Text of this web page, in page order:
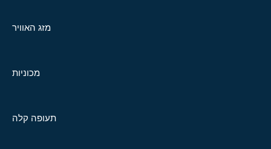
מזג האוויר
מכוניות
תעופה קלה